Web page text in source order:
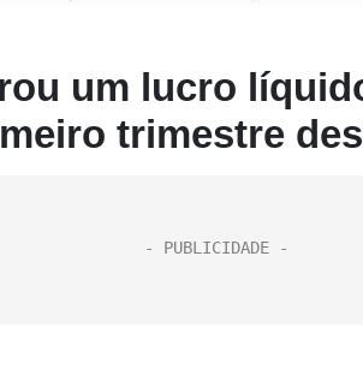
um lucro
trimestre